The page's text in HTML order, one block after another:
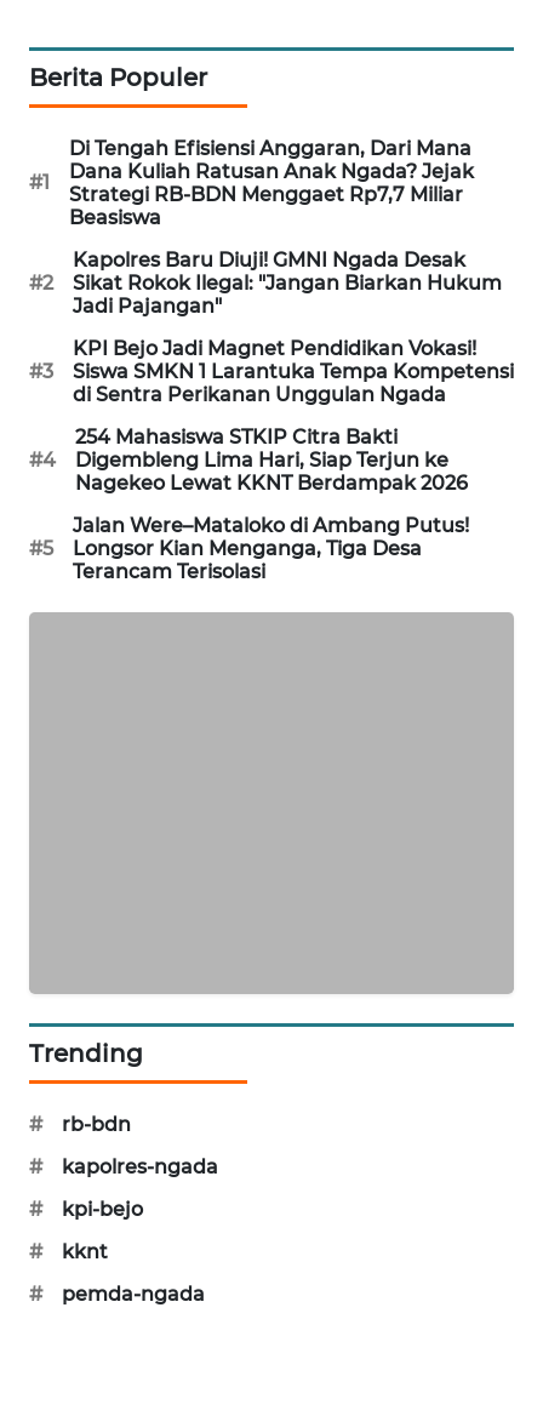
Berita Populer
#1
Di Tengah Efisiensi Anggaran, Dari Mana
Dana Kuliah Ratusan Anak Ngada? Jejak
Strategi RB-BDN Menggaet Rp7,7 Miliar
Beasiswa
#2
Kapolres Baru Diuji! GMNI Ngada Desak
Sikat Rokok Ilegal: "Jangan Biarkan Hukum
Jadi Pajangan"
#3
KPI Bejo Jadi Magnet Pendidikan Vokasi!
Siswa SMKN 1 Larantuka Tempa Kompetensi
di Sentra Perikanan Unggulan Ngada
#4
254 Mahasiswa STKIP Citra Bakti
Digembleng Lima Hari, Siap Terjun ke
Nagekeo Lewat KKNT Berdampak 2026
#5
Jalan Were–Mataloko di Ambang Putus!
Longsor Kian Menganga, Tiga Desa
Terancam Terisolasi
Trending
#
rb-bdn
#
kapolres-ngada
#
kpi-bejo
#
kknt
#
pemda-ngada
MARTABAT
NET
PLN
WATCH
MKLI
LPKKI
LKKI
PORTAL
FORWAMKI
SIBARAGAS
NEWS
METRO
NEWS
METRO
MEDAN
NEWS